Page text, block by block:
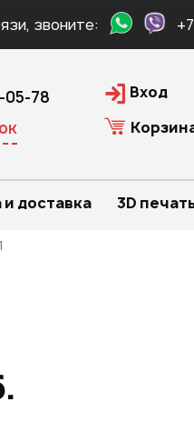
звоните:
05-78
Вход
доставка 3D